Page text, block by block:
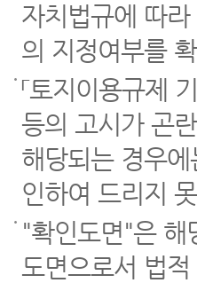
자치법규에 따
의 지정여부를
「토지이용규제
등의 고시가 곤
해당되는 경우
인하여 드리지
"확인도면"은 해
도면으로서 법